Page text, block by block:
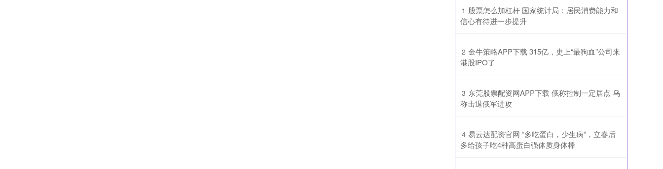
1 ​股票怎么加杠杆 国家统计局：居民消费能力和
信心有待进一步提升
2 ​金牛策略APP下载 315亿，史上“最狗血”公司来
港股IPO了
3 ​东莞股票配资网APP下载 俄称控制一定居点 乌
称击退俄军进攻
4 ​易云达配资官网 “多吃蛋白，少生病”，立春后
多给孩子吃4种高蛋白强体质身体棒